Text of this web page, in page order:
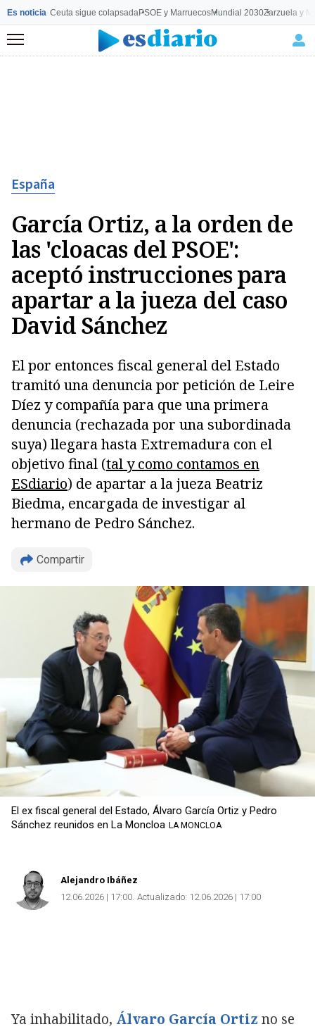
Es noticia Ceuta sigue colapsadaPSOE y MarruecosMundial 2030Zarzuela y
Menú
España
García Ortiz, a la orden de
las 'cloacas del PSOE':
aceptó instrucciones para
apartar a la jueza del caso
David Sánchez
El por entonces fiscal general del Estado
tramitó una denuncia por petición de Leire
Díez y compañía para que una primera
denuncia (rechazada por una subordinada
suya) llegara hasta Extremadura con el
objetivo final (tal y como contamos en
ESdiario) de apartar a la jueza Beatriz
Biedma, encargada de investigar al
hermano de Pedro Sánchez.
Compartir
El ex fiscal general del Estado, Álvaro García Ortiz y Pedro
Sánchez reunidos en La Moncloa LA MONCLOA
Alejandro Ibáñez
12.06.2026 | 17:00 Actualizado: 12.06.2026 | 17:00
Ya inhabilitado, Álvaro García Ortiz no se